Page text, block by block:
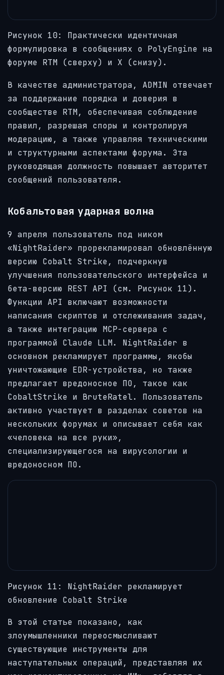
Рисунок 10: Практически идентичная
формулировка в сообщениях о PolyEngine на
форуме RTM (сверху) и X (снизу).
В качестве администратора, ADMIN отвечает
за поддержание порядка и доверия в
сообществе RTM, обеспечивая соблюдение
правил, разрешая споры и контролируя
модерацию, а также управляя техническими
и структурными аспектами форума. Эта
руководящая должность повышает авторитет
сообщений пользователя.
Кобальтовая ударная волна
9 апреля пользователь под ником
«NightRaider» прорекламировал обновлённую
версию Cobalt Strike, подчеркнув
улучшения пользовательского интерфейса и
бета-версию REST API (см. Рисунок 11).
Функции API включают возможности
написания скриптов и отслеживания задач,
а также интеграцию MCP-сервера с
программой Claude LLM. NightRaider в
основном рекламирует программы, якобы
уничтожающие EDR-устройства, но также
предлагает вредоносное ПО, такое как
CobaltStrike и BruteRatel. Пользователь
активно участвует в разделах советов на
нескольких форумах и описывает себя как
«человека на все руки»,
специализирующегося на вирусологии и
вредоносном ПО.
Рисунок 11: NightRaider рекламирует
обновление Cobalt Strike
В этой статье показано, как
злоумышленники переосмысливают
существующие инструменты для
наступательных операций, представляя их